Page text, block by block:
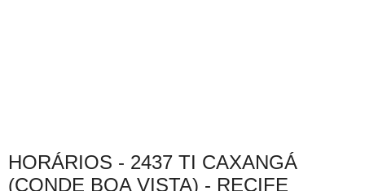
HORÁRIOS - 2437 TI CAXANGÁ
(CONDE BOA VISTA) - RECIFE